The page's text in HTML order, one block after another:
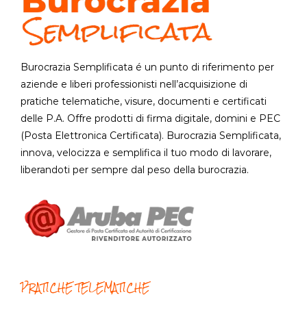
Burocrazia Semplificata é un punto di riferimento per
aziende e liberi professionisti nell’acquisizione di
pratiche telematiche, visure, documenti e certificati
delle P.A. Offre prodotti di firma digitale, domini e PEC
(Posta Elettronica Certificata). Burocrazia Semplificata,
innova, velocizza e semplifica il tuo modo di lavorare,
liberandoti per sempre dal peso della burocrazia.
PRATICHE TELEMATICHE